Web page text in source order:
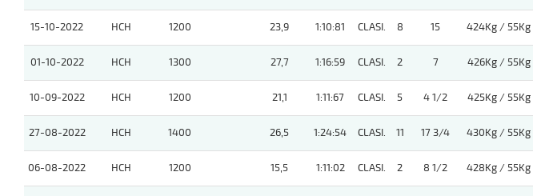
15-10-2022 HCH 1200 23,9 1:10:81 CLASI. 8 15 424Kg / 55Kg
01-10-2022 HCH 1300 27,7 1:16:59 CLASI. 2 7 426Kg / 55Kg
10-09-2022 HCH 1200 21,1 1:11:67 CLASI. 5 4 1/2 425Kg / 55Kg
27-08-2022 HCH 1400 26,5 1:24:54 CLASI. 11 17 3/4 430Kg / 55Kg
06-08-2022 HCH 1200 15,5 1:11:02 CLASI. 2 8 1/2 428Kg / 55Kg